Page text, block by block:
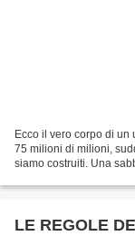
Ecco il vero corpo di
75 milioni di milioni,
siamo costruiti. Una
LE REGOLE